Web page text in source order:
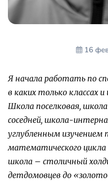
16
Я начала работать по
в каких только классах
Школа поселковая,
соседней, школа-
углубленным изучением
математического
школа – столичный
детдомовцев до